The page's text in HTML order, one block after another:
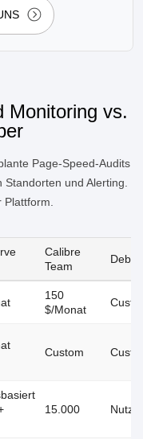
Monitoring vs.
Page-Speed-Audits
und Alerting.
vs. Wettbewerber
Calibre
Team
150
$/Monat
Custom
15.000